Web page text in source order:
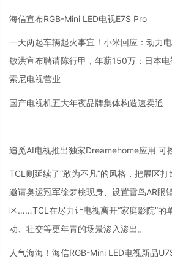
海信宣布RGB-Mini LED电视E7S Pro
一天两起车辆起火事宜！小米回应：动力
敏洪宣布聘请陈行甲，年薪150万；日本
索尼电视营业
国产电视机五大年夜品牌集体构造速卖通
追觅AI电视推出独家Dreamehome应用 可
TCL则延续了“敢为不凡”的风格，把展区打
邀请奥运冠军徐梦桃现身、设置雷鸟AR眼
区……TCL在尽力让电视离开“家庭影院”的
动、社交等更年青的场景渗入渗出。
人气海海！海信RGB-Mini LED电视新品